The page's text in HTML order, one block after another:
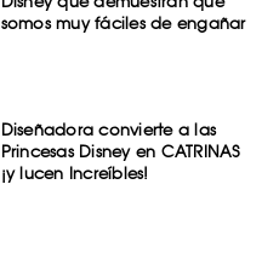
somos muy fáciles de engañar
Diseñadora convierte a las
Princesas Disney en CATRINAS
¡y lucen Increíbles!